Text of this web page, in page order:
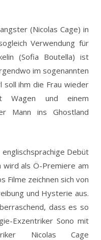
(Nicolas Cage) in
Verwendung für
(Sofia Boutella) ist
im sogenannten
soll ihm die Frau wieder
Wagen und einem
Mann ins Ghostland
Debüt
wird als Ö-Premiere am
Filme zeichnen sich von
und Hysterie aus.
dass es so
Exzentriker Sono mit
Nicolas Cage